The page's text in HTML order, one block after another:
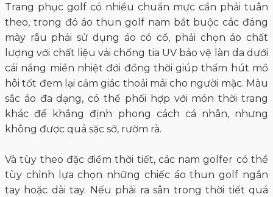
Trang phục golf có nhiều chuẩn mực cần phải tuân
theo, trong đó áo thun golf nam bắt buộc các đáng
mày râu phải sử dụng áo có cổ, phải chọn áo chất
lượng với chất liệu vải chống tia UV bảo vệ làn da dưới
cái nắng miền nhiệt đới đồng thời giúp thấm hút mồ
hôi tốt đem lại cảm giác thoải mái cho người mặc. Màu
sắc áo đa dạng, có thể phối hợp với món thời trang
khác để khẳng định phong cách cá nhân, nhưng
không được quá sặc sỡ, rườm rà.
Và tùy theo đặc điểm thời tiết, các nam golfer có thể
tùy chỉnh lựa chọn những chiếc áo thun golf ngắn
tay hoặc dài tay. Nếu phải ra sân trong thời tiết quá